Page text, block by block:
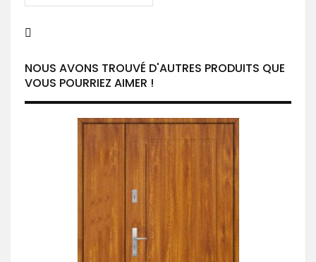
NOUS AVONS TROUVÉ D'AUTRES PRODUITS QUE
VOUS POURRIEZ AIMER !